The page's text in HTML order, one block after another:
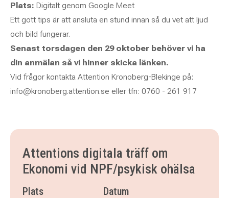
Plats: Digitalt genom Google Meet
Ett gott tips är att ansluta en stund innan så du vet att ljud
och bild fungerar.
Senast torsdagen den 29 oktober behöver vi ha
din anmälan så vi hinner skicka länken.
Vid frågor kontakta Attention Kronoberg-Blekinge på:
info@kronoberg.attention.se eller tfn: 0760 - 261 917
Attentions digitala träff om
Ekonomi vid NPF/psykisk ohälsa
Plats Datum